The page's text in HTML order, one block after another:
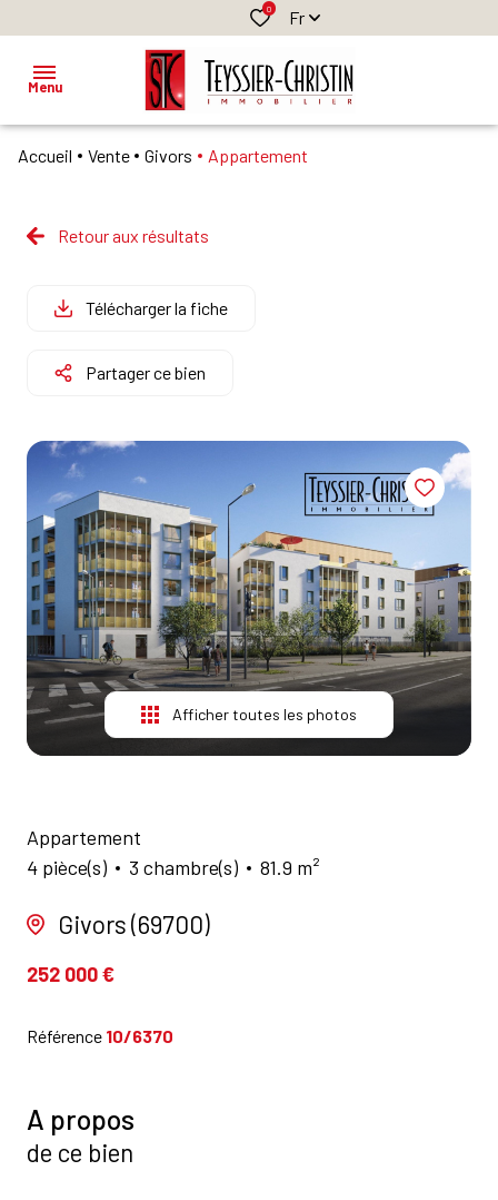
0 Fr
Menu
VENDRE
CLASSIQUES
LOUER
CLASSIQUES
PROFESSIONNELS
ESTIMATION
NOS
AGENCES
CONTACT
Accueil Vente Givors Appartement
Retour aux résultats
Télécharger la fiche
Partager ce bien
Afficher toutes les photos
Appartement
4 pièce(s)
3 chambre(s) 81.9 m²
Givors (69700)
252 000 €
Référence 10/6370
A propos
de ce bien